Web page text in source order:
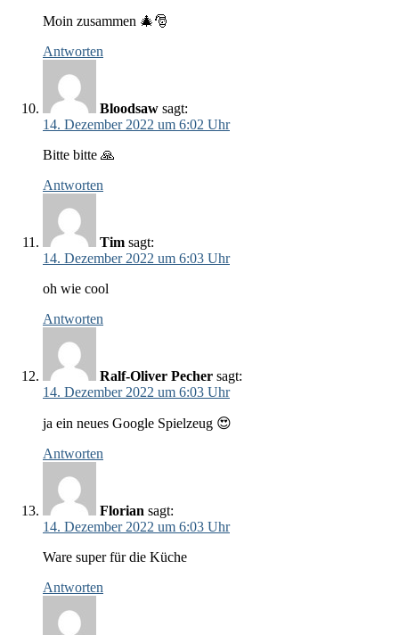
Moin zusammen 🎄🎅
Antworten
Bloodsaw sagt:
14. Dezember 2022 um 6:02 Uhr
Bitte bitte 🙏
Antworten
Tim sagt:
14. Dezember 2022 um 6:03 Uhr
oh wie cool
Antworten
Ralf-Oliver Pecher sagt:
14. Dezember 2022 um 6:03 Uhr
ja ein neues Google Spielzeug 😍
Antworten
Florian sagt:
14. Dezember 2022 um 6:03 Uhr
Ware super für die Küche
Antworten